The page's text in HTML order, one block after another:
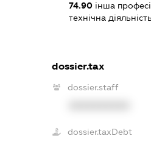
74.90інша
технічна
dossier.tax
dossier.staff
dossier.taxDebt